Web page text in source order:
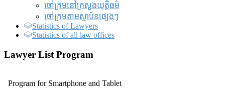
ចៅក្រមនៅក្រសួងយុត្តិធម៌
ចៅក្រមតាមស្ថាប័នផ្សេងៗ
Statistics of Lawyers
Statistics of all law offices
Lawyer List Program
Program for Smartphone and Tablet